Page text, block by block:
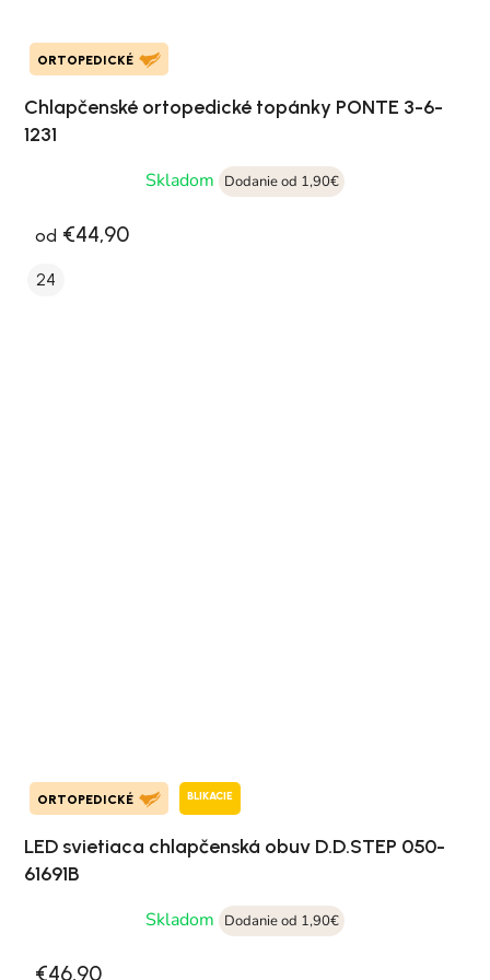
ORTOPEDICKÉ
Chlapčenské ortopedické topánky PONTE 3-6-
1231
Skladom
Dodanie od 1,90€
od €44,90
24
ORTOPEDICKÉ BLIKACIE
LED svietiaca chlapčenská obuv D.D.STEP 050-
61691B
Skladom
Dodanie od 1,90€
€46,90